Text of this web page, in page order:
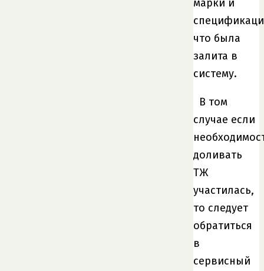
марки и
что была
залита в
систему.
В том
случае если
доливать
ТЖ
участилась,
то следует
обратиться
в
сервисный